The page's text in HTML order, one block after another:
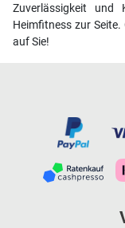
Zuverlässigkeit und
Heimfitness zur
auf Sie!